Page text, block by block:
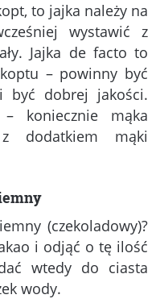
to jajka należy na
wystawić z
Jajka de facto to
– powinny być
być dobrej jakości.
koniecznie mąka
dodatkiem mąki
(czekoladowy)?
i odjąć o tę ilość
wtedy do ciasta
wody.